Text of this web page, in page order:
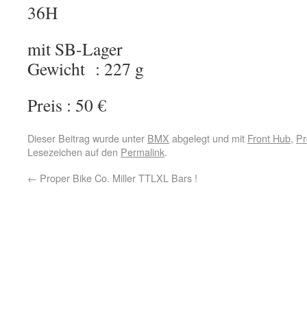
36H
mit SB-Lager
Gewicht : 227 g
Preis : 50 €
Dieser Beitrag wurde unter BMX abgelegt und mit Front Hub,
Lesezeichen auf den Permalink.
← Proper Bike Co. Miller TTLXL Bars !